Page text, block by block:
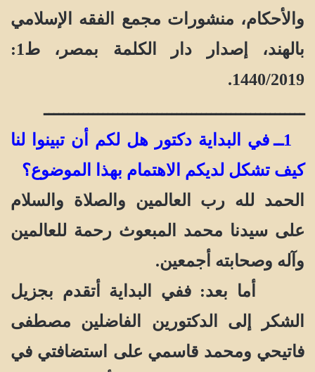
والأحكام، منشورات مجمع الفقه الإسلامي
بالهند، إصدار دار الكلمة بمصر، ط1:
1440/2019.
ـــــــــــــــــــــــــــــــــــــــــــــــــــــ
1ــ في البداية دكتور هل لكم أن تبينوا لنا
كيف تشكل لديكم الاهتمام بهذا الموضوع؟
الحمد لله رب العالمين والصلاة والسلام
على سيدنا محمد المبعوث رحمة للعالمين
وآله وصحابته أجمعين.
أما بعد: ففي البداية أتقدم بجزيل
الشكر إلى الدكتورين الفاضلين مصطفى
فاتيحي ومحمد قاسمي على استضافتي في